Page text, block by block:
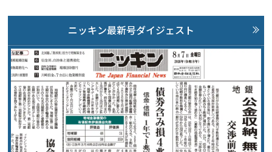
ニッキン最新号ダイジェスト